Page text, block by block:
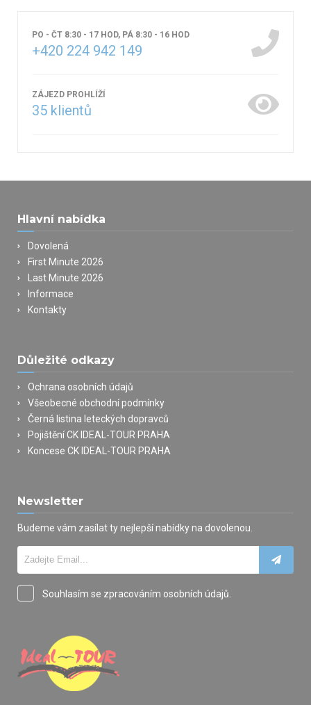
PO - ČT 8:30 - 17 HOD, PÁ 8:30 - 16 HOD
+420 224 942 149
ZÁJEZD PROHLÍŽÍ
35 klientů
Hlavní nabídka
Dovolená
First Minute 2026
Last Minute 2026
Informace
Kontakty
Důležité odkazy
Ochrana osobních údajů
Všeobecné obchodní podmínky
Černá listina leteckých dopravců
Pojištění CK IDEAL-TOUR PRAHA
Koncese CK IDEAL-TOUR PRAHA
Newsletter
Budeme vám zasílat ty nejlepší nabídky na dovolenou.
Souhlasím se zpracováním osobních údajů.